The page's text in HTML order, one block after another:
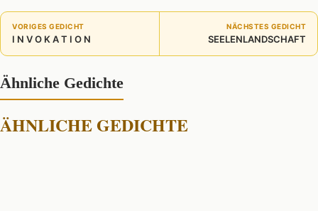
VORIGES GEDICHT
I N V O K A T I O N
NÄCHSTES GEDICHT
SEELENLANDSCHAFT
Ähnliche Gedichte
ÄHNLICHE GEDICHTE